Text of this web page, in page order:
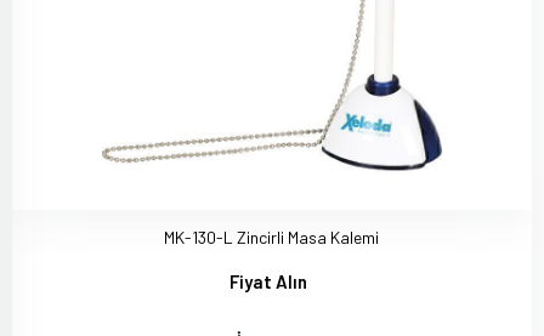
MK-130-L Zincirli Masa Kalemi
Fiyat Alın